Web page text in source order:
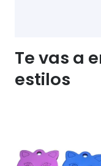
Te vas a
estilos